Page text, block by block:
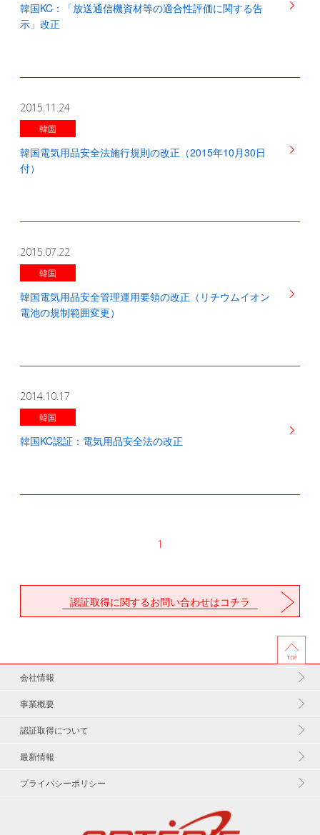
韓国KC：「放送通信機資材等の適合性評価に関する告
示」改正
2015.11.24
韓国
韓国電気用品安全法施行規則の改正（2015年10月30日
付）
2015.07.22
韓国
韓国電気用品安全管理運用要領の改正（リチウムイオン
電池の規制範囲変更）
2014.10.17
韓国
韓国KC認証：電気用品安全法の改正
1
認証取得に関するお問い合わせはコチラ
会社情報
事業概要
認証取得について
最新情報
プライバシーポリシー